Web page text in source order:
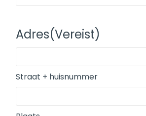
Adres(Vereist)
Straat + huisnummer